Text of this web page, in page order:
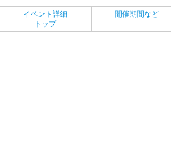
イベント詳細
トップ
開催期間など